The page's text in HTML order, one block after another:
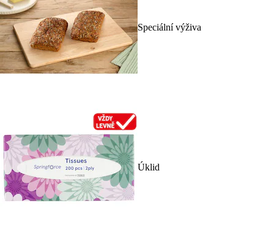
Speciální výživa
Úklid